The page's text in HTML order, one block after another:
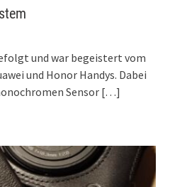
und war begeistert vom
und Honor Handys. Dabei
Sensor […]